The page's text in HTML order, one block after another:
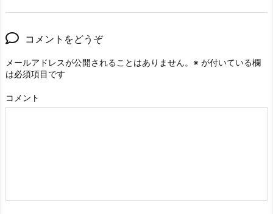
コメントをどうぞ
メールアドレスが公開されることはありません。 ※ が付いている欄
は必須項目です
コメント